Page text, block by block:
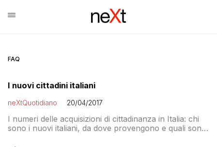
FAQ
I nuovi cittadini italiani
neXtQuotidiano 20/04/2017
I numeri delle acquisizioni di cittadinanza in Italia: chi
sono i nuovi italiani, da dove provengono e quali sono